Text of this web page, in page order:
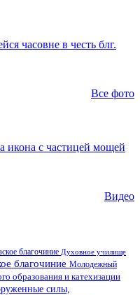
часовне в честь блг.
Все фото
с частицей мощей
Видео
благочиние Духовное училище
благочиние Молодежный
образования и катехизации
силы,